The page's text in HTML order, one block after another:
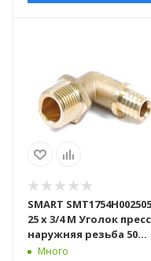
SMART
25 x 3/4 M Уголок
наружняя резьба 50
штук в упаковке
Много